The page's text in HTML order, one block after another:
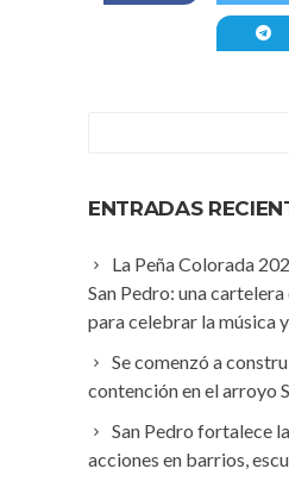
ENTRADAS
La Peña Colorada
San Pedro: una
para celebrar la música
Se comenzó a
contención en el arroyo
San Pedro fortalece
acciones en barrios,